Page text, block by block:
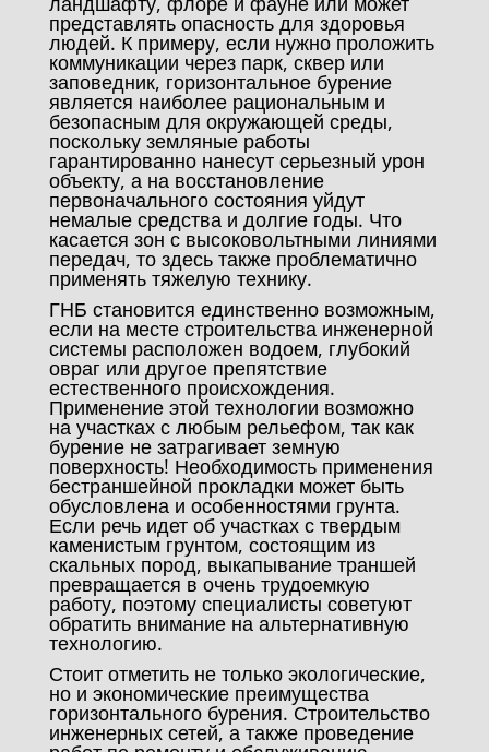
представлять опасность для здоровья
людей. К примеру, если нужно проложить
коммуникации через парк, сквер или
заповедник, горизонтальное бурение
является наиболее рациональным и
безопасным для окружающей среды,
поскольку земляные работы
гарантированно нанесут серьезный урон
объекту, а на восстановление
первоначального состояния уйдут
немалые средства и долгие годы. Что
касается зон с высоковольтными линиями
передач, то здесь также проблематично
применять тяжелую технику.
ГНБ становится единственно возможным,
если на месте строительства инженерной
системы расположен водоем, глубокий
овраг или другое препятствие
естественного происхождения.
Применение этой технологии возможно
на участках с любым рельефом, так как
бурение не затрагивает земную
поверхность! Необходимость применения
бестраншейной прокладки может быть
обусловлена и особенностями грунта.
Если речь идет об участках с твердым
каменистым грунтом, состоящим из
скальных пород, выкапывание траншей
превращается в очень трудоемкую
работу, поэтому специалисты советуют
обратить внимание на альтернативную
технологию.
Стоит отметить не только экологические,
но и экономические преимущества
горизонтального бурения. Строительство
инженерных сетей, а также проведение